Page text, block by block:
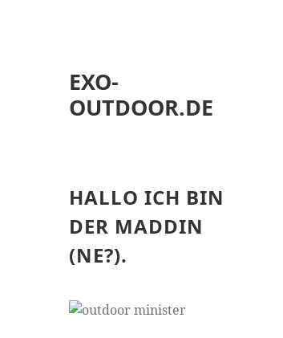
EXO-
OUTDOOR.DE
HALLO ICH BIN
DER MADDIN
(NE?).